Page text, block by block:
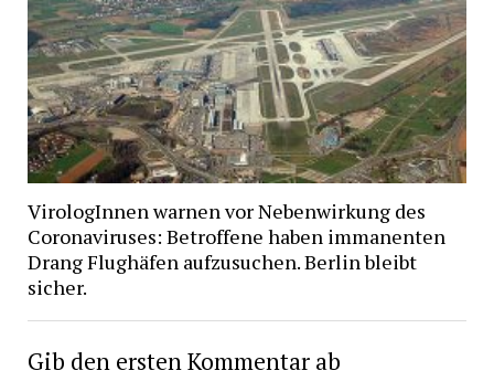
VirologInnen warnen vor Nebenwirkung des
Coronaviruses: Betroffene haben immanenten
Drang Flughäfen aufzusuchen. Berlin bleibt
sicher.
Gib den ersten Kommentar ab